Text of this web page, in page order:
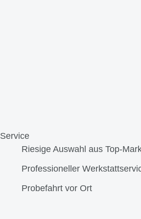
Service
Riesige Auswahl aus Top-
Professioneller
Probefahrt vor Ort